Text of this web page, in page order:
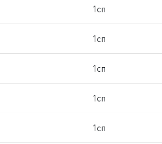
1сп
1сп
1сп
1сп
1сп